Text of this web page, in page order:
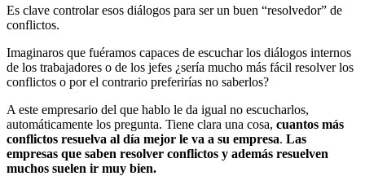
Es clave controlar esos diálogos para ser un buen “resolvedor” de
conflictos.
Imaginaros que fuéramos capaces de escuchar los diálogos internos
de los trabajadores o de los jefes ¿sería mucho más fácil resolver los
conflictos o por el contrario preferirías no saberlos?
A este empresario del que hablo le da igual no escucharlos,
automáticamente los pregunta. Tiene clara una cosa, cuantos más
conflictos resuelva al día mejor le va a su empresa. Las
empresas que saben resolver conflictos y además resuelven
muchos suelen ir muy bien.